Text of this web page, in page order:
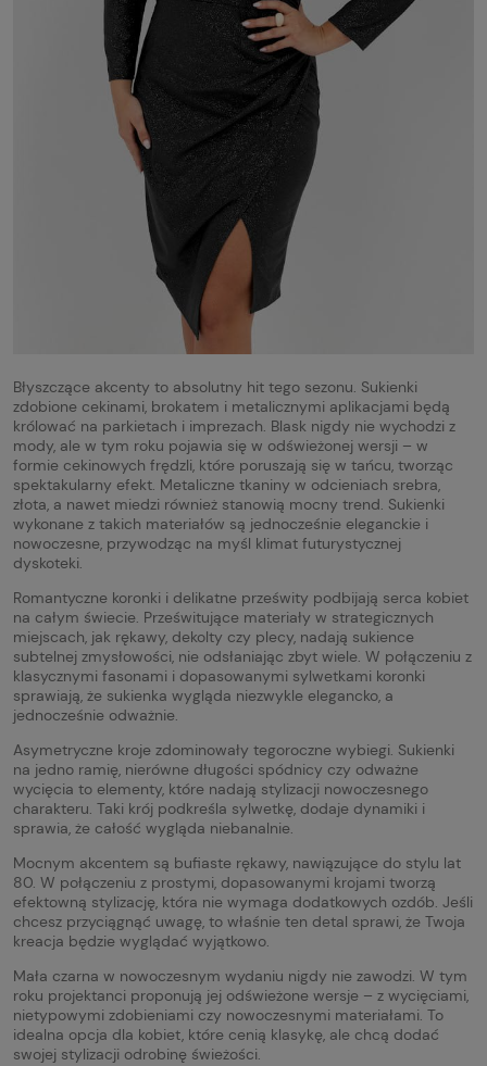
Błyszczące akcenty to absolutny hit tego sezonu. Sukienki
zdobione cekinami, brokatem i metalicznymi aplikacjami będą
królować na parkietach i imprezach. Blask nigdy nie wychodzi z
mody, ale w tym roku pojawia się w odświeżonej wersji – w
formie cekinowych frędzli, które poruszają się w tańcu, tworząc
spektakularny efekt. Metaliczne tkaniny w odcieniach srebra,
złota, a nawet miedzi również stanowią mocny trend. Sukienki
wykonane z takich materiałów są jednocześnie eleganckie i
nowoczesne, przywodząc na myśl klimat futurystycznej
dyskoteki.
Romantyczne koronki i delikatne prześwity podbijają serca kobiet
na całym świecie. Prześwitujące materiały w strategicznych
miejscach, jak rękawy, dekolty czy plecy, nadają sukience
subtelnej zmysłowości, nie odsłaniając zbyt wiele. W połączeniu z
klasycznymi fasonami i dopasowanymi sylwetkami koronki
sprawiają, że sukienka wygląda niezwykle elegancko, a
jednocześnie odważnie.
Asymetryczne kroje zdominowały tegoroczne wybiegi. Sukienki
na jedno ramię, nierówne długości spódnicy czy odważne
wycięcia to elementy, które nadają stylizacji nowoczesnego
charakteru. Taki krój podkreśla sylwetkę, dodaje dynamiki i
sprawia, że całość wygląda niebanalnie.
Mocnym akcentem są bufiaste rękawy, nawiązujące do stylu lat
80. W połączeniu z prostymi, dopasowanymi krojami tworzą
efektowną stylizację, która nie wymaga dodatkowych ozdób. Jeśli
chcesz przyciągnąć uwagę, to właśnie ten detal sprawi, że Twoja
kreacja będzie wyglądać wyjątkowo.
Mała czarna w nowoczesnym wydaniu nigdy nie zawodzi. W tym
roku projektanci proponują jej odświeżone wersje – z wycięciami,
nietypowymi zdobieniami czy nowoczesnymi materiałami. To
idealna opcja dla kobiet, które cenią klasykę, ale chcą dodać
swojej stylizacji odrobinę świeżości.